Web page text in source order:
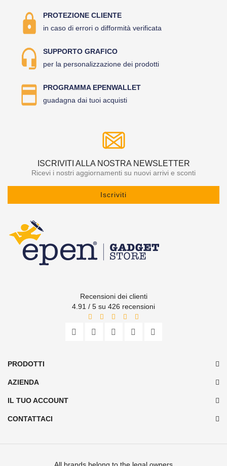
PROTEZIONE CLIENTE
in caso di errori o difformità verificata
SUPPORTO GRAFICO
per la personalizzazione dei prodotti
PROGRAMMA EPENWALLET
guadagna dai tuoi acquisti
ISCRIVITI ALLA NOSTRA NEWSLETTER
Ricevi i nostri aggiornamenti su nuovi arrivi e sconti
Iscriviti
Recensioni dei clienti
4.91 / 5 su 426 recensioni
PRODOTTI
AZIENDA
IL TUO ACCOUNT
CONTATTACI